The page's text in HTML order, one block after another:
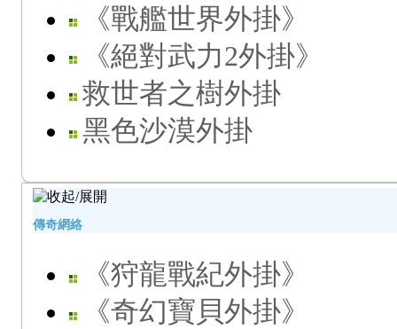
《戰艦世界外掛》
《絕對武力2外掛》
救世者之樹外掛
黑色沙漠外掛
傳奇網絡
《狩龍戰紀外掛》
《奇幻寶貝外掛》